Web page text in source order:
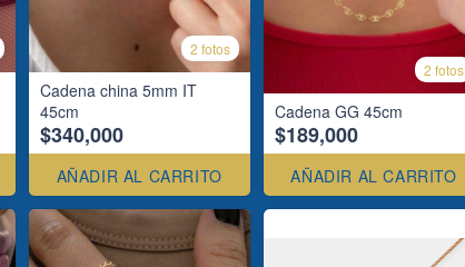
2 fotos
Cadena china 5mm IT
45cm
$340,000
AÑADIR AL CARRITO
2 fotos
Cadena GG 45cm
$189,000
AÑADIR AL CARRITO